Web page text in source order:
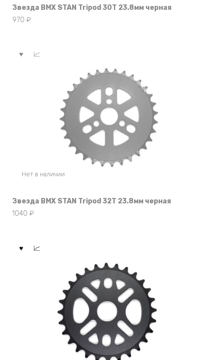
Звезда BMX STAN Tripod 30T 23.8мм черная
970 ₽
Нет в наличии
Звезда BMX STAN Tripod 32T 23.8мм черная
1040 ₽